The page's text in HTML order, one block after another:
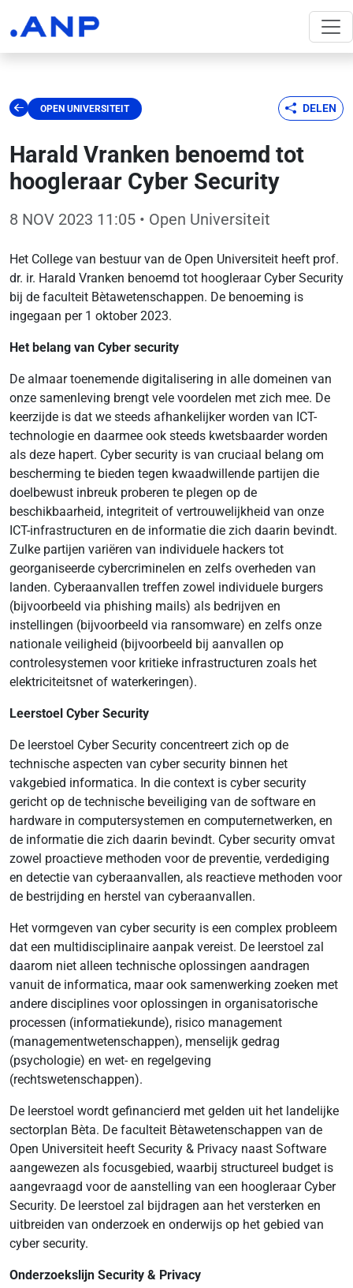
OPEN UNIVERSITEIT DELEN
Harald Vranken benoemd tot
hoogleraar Cyber Security
8 NOV 2023 11:05 • Open Universiteit
Het College van bestuur van de Open Universiteit heeft prof.
dr. ir. Harald Vranken benoemd tot hoogleraar Cyber Security
bij de faculteit Bètawetenschappen. De benoeming is
ingegaan per 1 oktober 2023.
Het belang van Cyber security
De almaar toenemende digitalisering in alle domeinen van
onze samenleving brengt vele voordelen met zich mee. De
keerzijde is dat we steeds afhankelijker worden van ICT-
technologie en daarmee ook steeds kwetsbaarder worden
als deze hapert. Cyber security is van cruciaal belang om
bescherming te bieden tegen kwaadwillende partijen die
doelbewust inbreuk proberen te plegen op de
beschikbaarheid, integriteit of vertrouwelijkheid van onze
ICT-infrastructuren en de informatie die zich daarin bevindt.
Zulke partijen variëren van individuele hackers tot
georganiseerde cybercriminelen en zelfs overheden van
landen. Cyberaanvallen treffen zowel individuele burgers
(bijvoorbeeld via phishing mails) als bedrijven en
instellingen (bijvoorbeeld via ransomware) en zelfs onze
nationale veiligheid (bijvoorbeeld bij aanvallen op
controlesystemen voor kritieke infrastructuren zoals het
elektriciteitsnet of waterkeringen).
Leerstoel Cyber Security
De leerstoel Cyber Security concentreert zich op de
technische aspecten van cyber security binnen het
vakgebied informatica. In die context is cyber security
gericht op de technische beveiliging van de software en
hardware in computersystemen en computernetwerken, en
de informatie die zich daarin bevindt. Cyber security omvat
zowel proactieve methoden voor de preventie, verdediging
en detectie van cyberaanvallen, als reactieve methoden voor
de bestrijding en herstel van cyberaanvallen.
Het vormgeven van cyber security is een complex probleem
dat een multidisciplinaire aanpak vereist. De leerstoel zal
daarom niet alleen technische oplossingen aandragen
vanuit de informatica, maar ook samenwerking zoeken met
andere disciplines voor oplossingen in organisatorische
processen (informatiekunde), risico management
(managementwetenschappen), menselijk gedrag
(psychologie) en wet- en regelgeving
(rechtswetenschappen).
De leerstoel wordt gefinancierd met gelden uit het landelijke
sectorplan Bèta. De faculteit Bètawetenschappen van de
Open Universiteit heeft Security & Privacy naast Software
aangewezen als focusgebied, waarbij structureel budget is
aangevraagd voor de aanstelling van een hoogleraar Cyber
Security. De leerstoel zal bijdragen aan het versterken en
uitbreiden van onderzoek en onderwijs op het gebied van
cyber security.
Onderzoekslijn Security & Privacy